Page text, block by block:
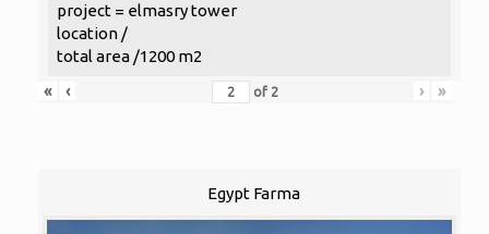
project = elmasry tower
location /
total area /1200 m2
«
‹ of 2 › »
Egypt Farma